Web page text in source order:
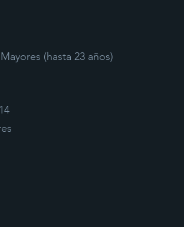
(hasta 23 años)